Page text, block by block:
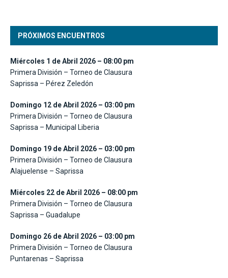
PRÓXIMOS ENCUENTROS
Miércoles 1 de Abril 2026 – 08:00 pm
Primera División – Torneo de Clausura
Saprissa – Pérez Zeledón
Domingo 12 de Abril 2026 – 03:00 pm
Primera División – Torneo de Clausura
Saprissa – Municipal Liberia
Domingo 19 de Abril 2026 – 03:00 pm
Primera División – Torneo de Clausura
Alajuelense – Saprissa
Miércoles 22 de Abril 2026 – 08:00 pm
Primera División – Torneo de Clausura
Saprissa – Guadalupe
Domingo 26 de Abril 2026 – 03:00 pm
Primera División – Torneo de Clausura
Puntarenas – Saprissa